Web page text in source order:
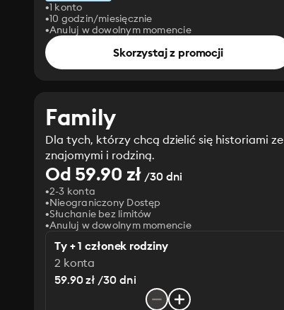
1 konto
10 godzin/miesięcznie
Anuluj w dowolnym momencie
Skorzystaj z promocji
Family
Dla tych, którzy chcą dzielić się historiami ze
znajomymi i rodziną.
Od 59.90 zł /30 dni
2-3 konta
Nieograniczony Dostęp
Słuchanie bez limitów
Anuluj w dowolnym momencie
Ty + 1 członek rodziny
2 konta
59.90 zł /30 dni